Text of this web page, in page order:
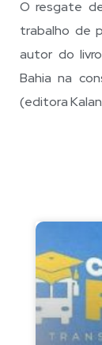
O resgate
trabalho de
autor do
Bahia na
(editora